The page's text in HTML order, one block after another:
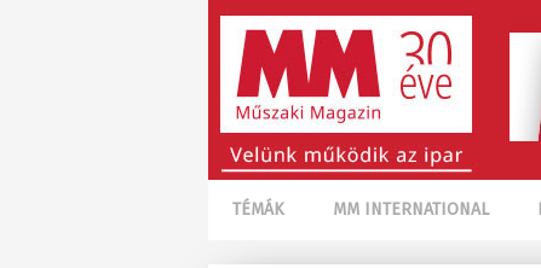
TÉMÁK MM INTERNATIONAL